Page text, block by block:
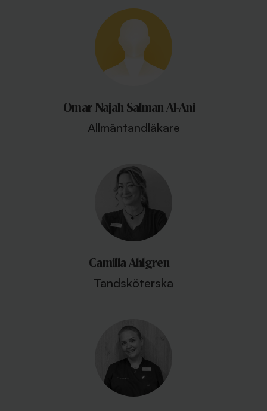
Omar Najah Salman Al-Ani
Allmäntandläkare
Camilla Ahlgren
Tandsköterska